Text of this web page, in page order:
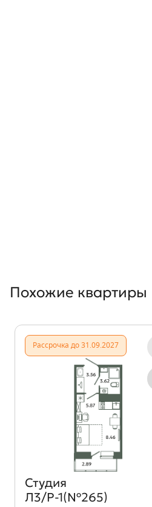
Похожие квартиры
Рассрочка до 31.09.2027
Объект месяца
Студия
Л3/Р-1(№265)